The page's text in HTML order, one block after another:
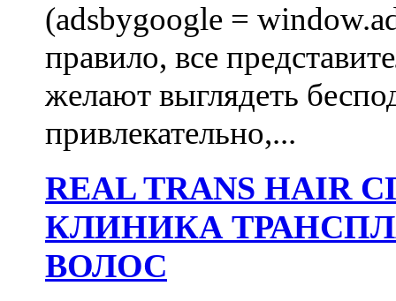
(adsbygoogle =
правило, все
желают выглядеть
привлекательно,...
REAL TRANS
КЛИНИКА
ВОЛОС